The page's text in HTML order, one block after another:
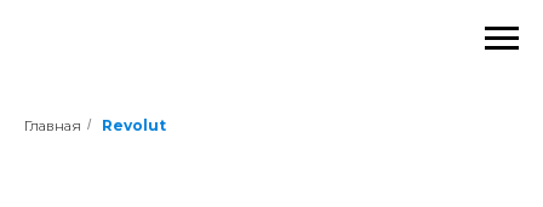
Главная / Revolut